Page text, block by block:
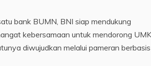
bank BUMN, BNI siap mendukung
kebersamaan untuk mendorong
diwujudkan melalui pameran berbasis